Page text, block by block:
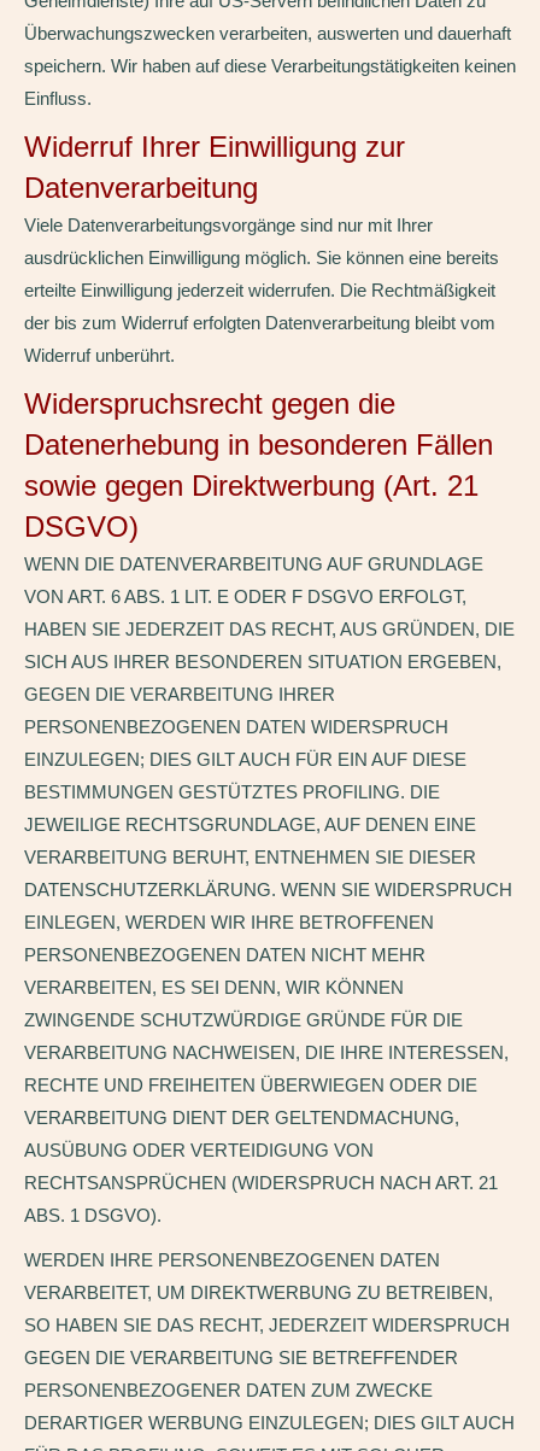
Überwachungszwecken verarbeiten, auswerten und dauerhaft
speichern. Wir haben auf diese Verarbeitungstätigkeiten keinen
Einfluss.
Widerruf Ihrer Einwilligung zur
Datenverarbeitung
Viele Datenverarbeitungsvorgänge sind nur mit Ihrer
ausdrücklichen Einwilligung möglich. Sie können eine bereits
erteilte Einwilligung jederzeit widerrufen. Die Rechtmäßigkeit
der bis zum Widerruf erfolgten Datenverarbeitung bleibt vom
Widerruf unberührt.
Widerspruchsrecht gegen die
Datenerhebung in besonderen Fällen
sowie gegen Direktwerbung (Art. 21
DSGVO)
WENN DIE DATENVERARBEITUNG AUF GRUNDLAGE
VON ART. 6 ABS. 1 LIT. E ODER F DSGVO ERFOLGT,
HABEN SIE JEDERZEIT DAS RECHT, AUS GRÜNDEN, DIE
SICH AUS IHRER BESONDEREN SITUATION ERGEBEN,
GEGEN DIE VERARBEITUNG IHRER
PERSONENBEZOGENEN DATEN WIDERSPRUCH
EINZULEGEN; DIES GILT AUCH FÜR EIN AUF DIESE
BESTIMMUNGEN GESTÜTZTES PROFILING. DIE
JEWEILIGE RECHTSGRUNDLAGE, AUF DENEN EINE
VERARBEITUNG BERUHT, ENTNEHMEN SIE DIESER
DATENSCHUTZERKLÄRUNG. WENN SIE WIDERSPRUCH
EINLEGEN, WERDEN WIR IHRE BETROFFENEN
PERSONENBEZOGENEN DATEN NICHT MEHR
VERARBEITEN, ES SEI DENN, WIR KÖNNEN
ZWINGENDE SCHUTZWÜRDIGE GRÜNDE FÜR DIE
VERARBEITUNG NACHWEISEN, DIE IHRE INTERESSEN,
RECHTE UND FREIHEITEN ÜBERWIEGEN ODER DIE
VERARBEITUNG DIENT DER GELTENDMACHUNG,
AUSÜBUNG ODER VERTEIDIGUNG VON
RECHTSANSPRÜCHEN (WIDERSPRUCH NACH ART. 21
ABS. 1 DSGVO).
WERDEN IHRE PERSONENBEZOGENEN DATEN
VERARBEITET, UM DIREKTWERBUNG ZU BETREIBEN,
SO HABEN SIE DAS RECHT, JEDERZEIT WIDERSPRUCH
GEGEN DIE VERARBEITUNG SIE BETREFFENDER
PERSONENBEZOGENER DATEN ZUM ZWECKE
DERARTIGER WERBUNG EINZULEGEN; DIES GILT AUCH